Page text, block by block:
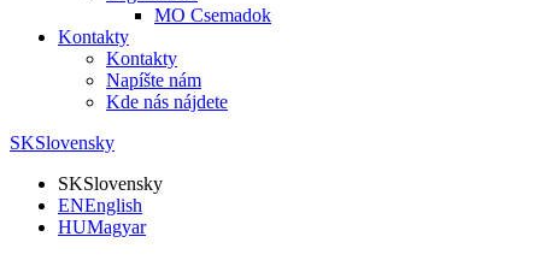
MO Csemadok
Kontakty
Kontakty
Napíšte nám
Kde nás nájdete
SKSlovensky
SKSlovensky
ENEnglish
HUMagyar